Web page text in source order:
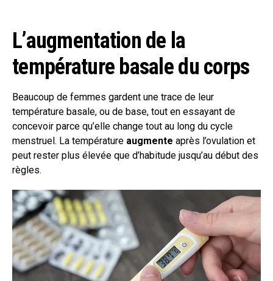
L’augmentation de la
température basale du corps
Beaucoup de femmes gardent une trace de leur
température basale, ou de base, tout en essayant de
concevoir parce qu’elle change tout au long du cycle
menstruel. La température augmente après l’ovulation et
peut rester plus élevée que d’habitude jusqu’au début des
règles.